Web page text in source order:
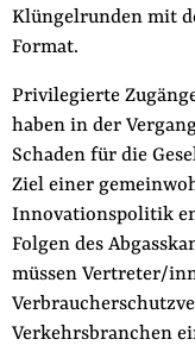
Klüngelrunden mit
Format.
Privilegierte
haben in der
Schaden für die
Ziel einer
Innovationspolitik
Folgen des
müssen Vertreter/
Verkehrsbranchen